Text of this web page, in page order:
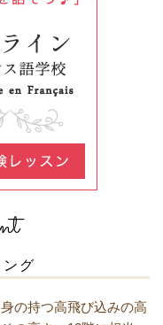
ング
の持つ高飛び込みの高